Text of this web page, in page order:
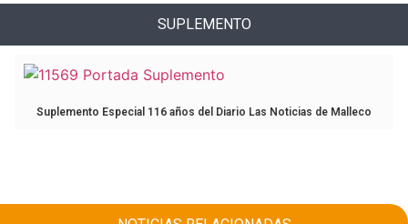
SUPLEMENTO
Suplemento Especial 116 años del Diario Las Noticias de Malleco